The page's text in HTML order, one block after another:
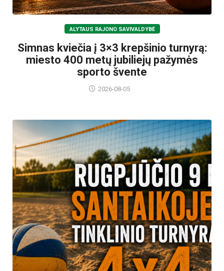
ALYTAUS RAJONO SAVIVALDYBĖ
Simnas kviečia į 3×3 krepšinio turnyrą:
miesto 400 metų jubiliejų pažymės
sporto švente
2026-08-05